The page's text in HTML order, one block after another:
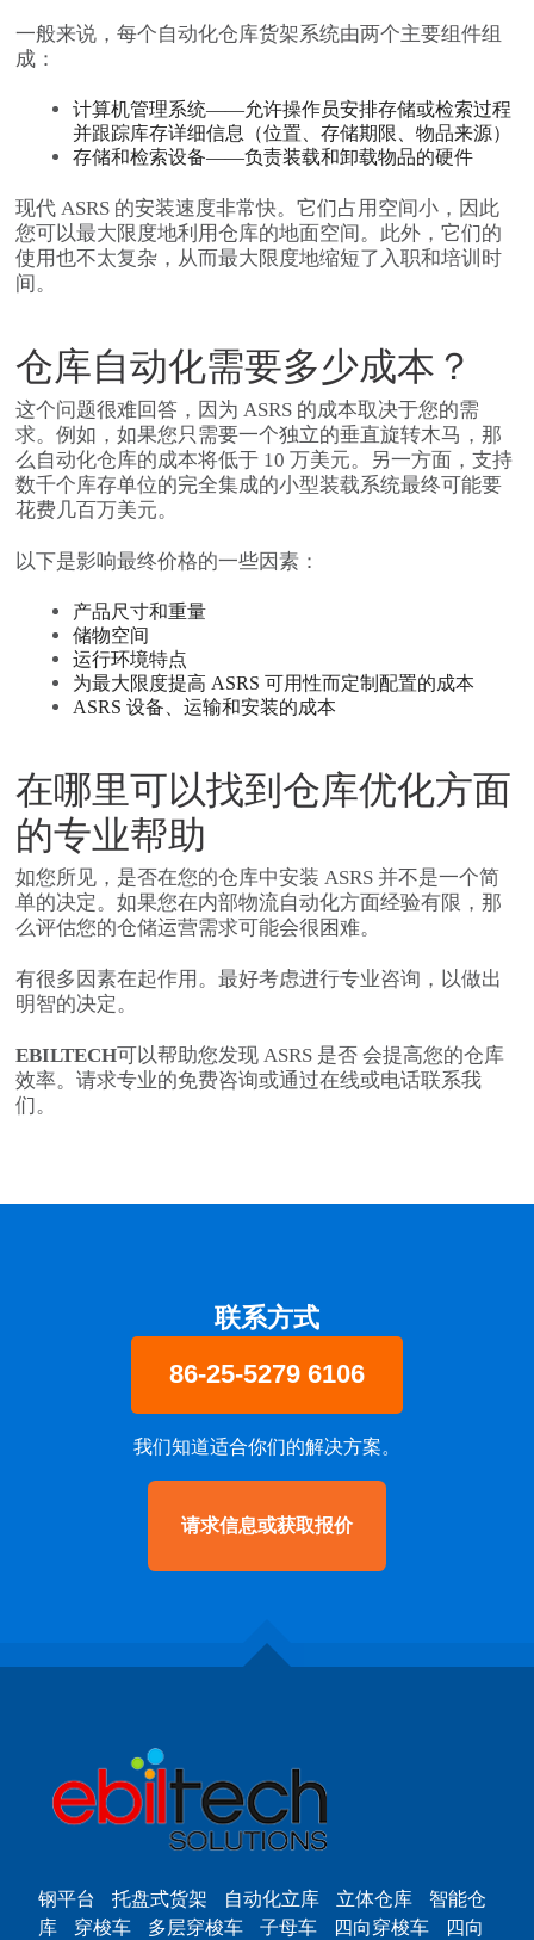
一般来说，每个自动化仓库货架系统由两个主要组件组
成：
计算机管理系统——允许操作员安排存储或检索过程
并跟踪库存详细信息（位置、存储期限、物品来源）
存储和检索设备——负责装载和卸载物品的硬件
现代 ASRS 的安装速度非常快。它们占用空间小，因此
您可以最大限度地利用仓库的地面空间。 此外，它们的
使用也不太复杂，从而最大限度地缩短了入职和培训时
间。
仓库自动化需要多少成本？
这个问题很难回答，因为 ASRS 的成本取决于您的需
求。例如，如果您只需要一个独立的垂直旋转木马，那
么自动化仓库的成本将低于 10 万美元。另一方面，支持
数千个库存单位的完全集成的小型装载系统最终可能要
花费几百万美元。
以下是影响最终价格的一些因素：
产品尺寸和重量
储物空间
运行环境特点
为最大限度提高 ASRS 可用性而定制配置的成本
ASRS 设备、运输和安装的成本
在哪里可以找到仓库优化方面
的专业帮助
如您所见，是否在您的仓库中安装 ASRS 并不是一个简
单的决定。如果您在内部物流自动化方面经验有限，那
么评估您的仓储运营需求可能会很困难。
有很多因素在起作用。最好考虑进行专业咨询， 以做出
明智的决定。
EBILTECH可以帮助您发现 ASRS 是否会提高您的仓库
效率。请求专业的免费咨询或通过在线或电话联系我
们。
联系方式
86-25-5279 6106
我们知道适合你们的解决方案。
请求信息或获取报价
钢平台 托盘式货架 自动化立库 立体仓库
智能仓
库
穿梭车 多层穿梭车 子母车 四向穿梭车
四向